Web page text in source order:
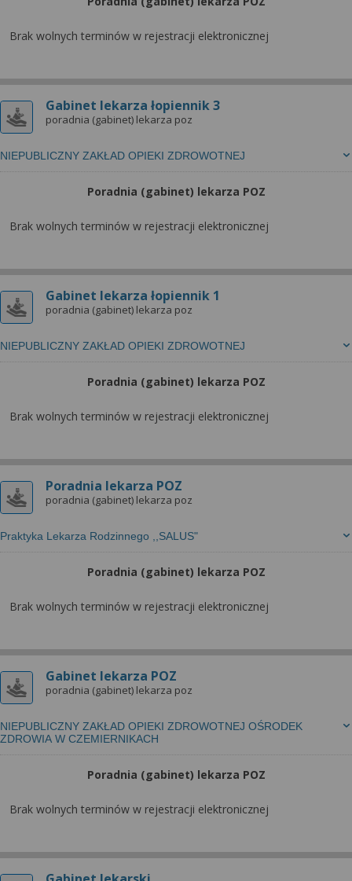
Brak wolnych terminów w rejestracji elektronicznej
Gabinet lekarza łopiennik 3
poradnia (gabinet) lekarza poz
NIEPUBLICZNY ZAKŁAD OPIEKI ZDROWOTNEJ
Poradnia (gabinet) lekarza POZ
Brak wolnych terminów w rejestracji elektronicznej
Gabinet lekarza łopiennik 1
poradnia (gabinet) lekarza poz
NIEPUBLICZNY ZAKŁAD OPIEKI ZDROWOTNEJ
Poradnia (gabinet) lekarza POZ
Brak wolnych terminów w rejestracji elektronicznej
Poradnia lekarza POZ
poradnia (gabinet) lekarza poz
Praktyka Lekarza Rodzinnego ,,SALUS"
Poradnia (gabinet) lekarza POZ
Brak wolnych terminów w rejestracji elektronicznej
Gabinet lekarza POZ
poradnia (gabinet) lekarza poz
NIEPUBLICZNY ZAKŁAD OPIEKI ZDROWOTNEJ OŚRODEK
ZDROWIA W CZEMIERNIKACH
Poradnia (gabinet) lekarza POZ
Brak wolnych terminów w rejestracji elektronicznej